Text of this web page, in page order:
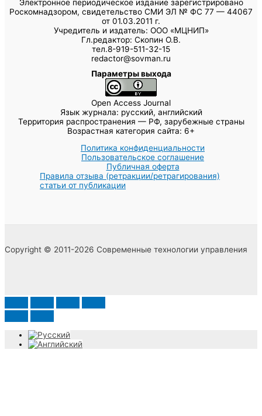
Электронное периодическое издание зарегистрировано
Роскомнадзором, свидетельство СМИ ЭЛ № ФС 77 — 44067
от 01.03.2011 г.
Учредитель и издатель: ООО «МЦНИП»
Гл.редактор: Скопин О.В.
тел.8-919-511-32-15
redactor@sovman.ru
Параметры выхода
Open Access Journal
Язык журнала: русский, английский
Территория распространения — РФ, зарубежные страны
Возрастная категория сайта: 6+
Политика конфиденциальности
Пользовательское соглашение
Публичная оферта
Правила отзыва (ретракции/ретрагирования)
статьи от публикации
Copyright © 2011-2026 Современные технологии управления